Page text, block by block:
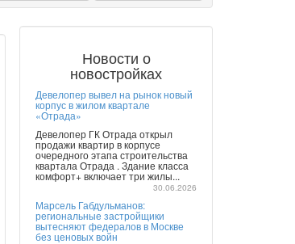
Новости о
новостройках
Девелопер вывел на рынок новый
корпус в жилом квартале
«Отрада»
Девелопер ГК Отрада открыл
продажи квартир в корпусе
очередного этапа строительства
квартала Отрада . Здание класса
комфорт+ включает три жилы...
30.06.2026
Марсель Габдульманов:
региональные застройщики
вытесняют федералов в Москве
без ценовых войн